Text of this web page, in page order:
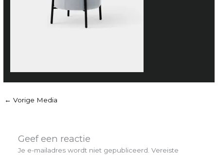
← Vorige Media
Geef een reactie
Je e-mailadres wordt niet gepubliceerd. Vereiste